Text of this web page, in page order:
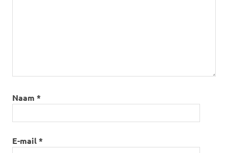
Naam *
E-mail*